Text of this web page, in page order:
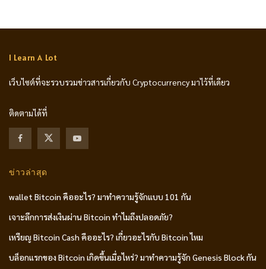
I Learn A Lot
เว็บไซต์ที่จะรวบรวมข่าวสารเกี่ยวกับ Cryptocurrency มาไว้ที่เดียว
ติดตามได้ที่
ข่าวล่าสุด
wallet Bitcoin คืออะไร? มาทำความรู้จักแบบ 101 กัน
เจาะลึกการส่งเงินผ่าน Bitcoin ทำไมถึงปลอดภัย?
เหรียญ Bitcoin Cash คืออะไร? เกี่ยวอะไรกับ Bitcoin ไหม
บล็อกแรกของ Bitcoin เกิดขึ้นเมื่อไหร่? มาทำความรู้จัก Genesis Block กัน